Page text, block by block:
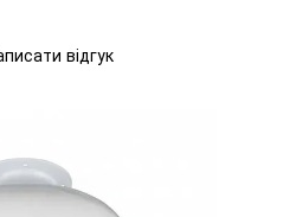
відгук